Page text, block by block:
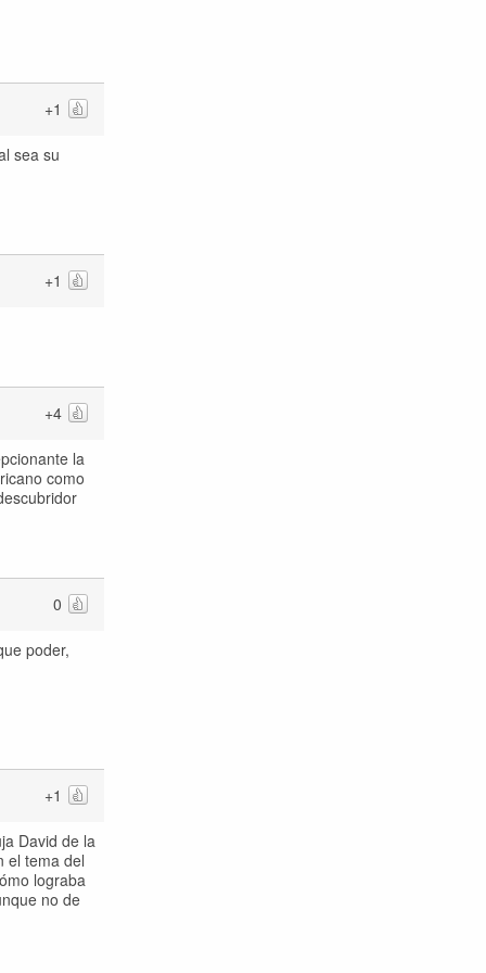
+1
sea su
+1
+4
la
como
0
poder,
+1
David de la
el tema del
lograba
no de